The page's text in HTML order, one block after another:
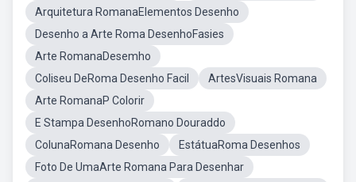
Arquitetura RomanaElementos Desenho
Desenho a Arte Roma DesenhoFasies
Arte RomanaDesemho
Coliseu DeRoma Desenho Facil
ArtesVisuais Romana
Arte RomanaP Colorir
E Stampa DesenhoRomano Douraddo
ColunaRomana Desenho
EstátuaRoma Desenhos
Foto De UmaArte Romana Para Desenhar